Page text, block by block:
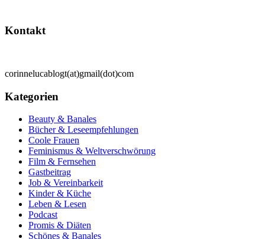
Kontakt
corinnelucablogt(at)gmail(dot)com
Kategorien
Beauty & Banales
Bücher & Leseempfehlungen
Coole Frauen
Feminismus & Weltverschwörung
Film & Fernsehen
Gastbeitrag
Job & Vereinbarkeit
Kinder & Küche
Leben & Lesen
Podcast
Promis & Diäten
Schönes & Banales